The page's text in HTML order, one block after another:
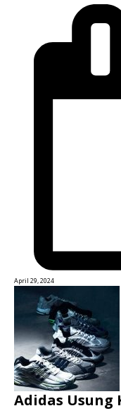
April 29, 2024
Adidas Usung